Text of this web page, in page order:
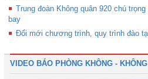
Trung đoàn Không quân 920 chú
bay
Đổi mới chương trình, quy trình đào
VIDEO BÁO PHÒNG KHÔNG -